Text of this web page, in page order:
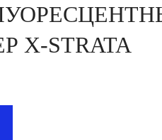
STRATA